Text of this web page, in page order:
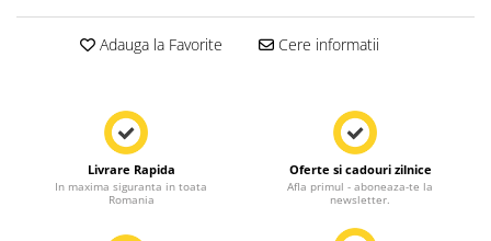
Adauga la Favorite Cere informatii
Livrare Rapida
In maxima siguranta in toata
Romania
Oferte si cadouri zilnice
Afla primul - aboneaza-te la
newsletter.